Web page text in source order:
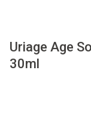
Uriage Age
30ml